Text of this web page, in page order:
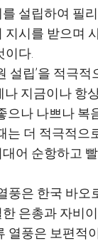
설립하여 필
지시를 받으며
이다.
설립’을 적극
나 지금이나 항
으나 나쁘나 복
는 더 적극적으
어 순항하고
풍은 한국 바오
은총과 자비
열풍은 보편적